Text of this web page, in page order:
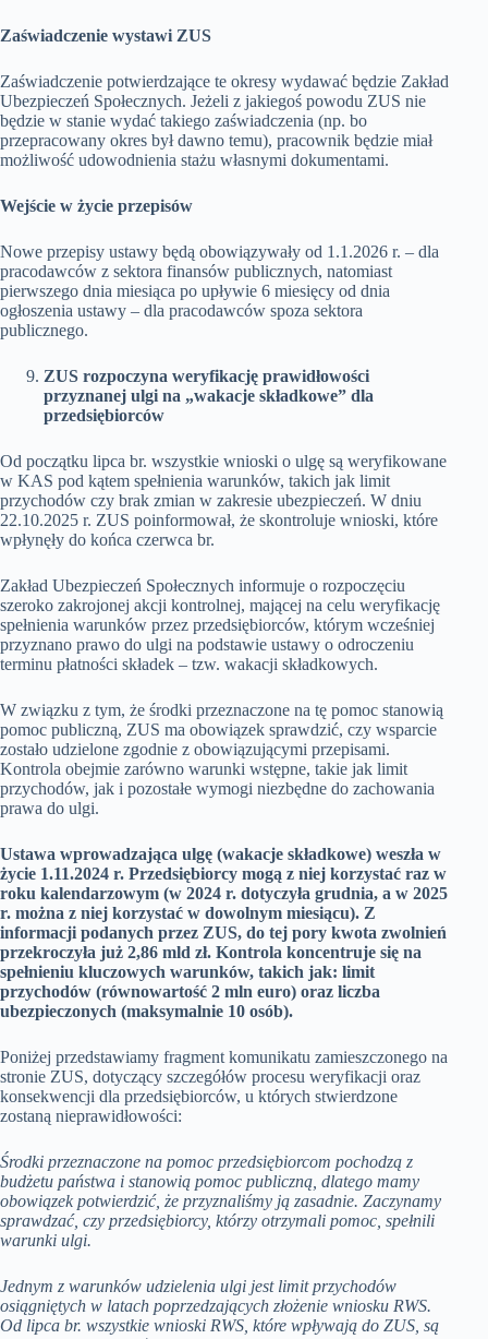
Zaświadczenie wystawi ZUS
Zaświadczenie potwierdzające te okresy wydawać będzie Zakład
Ubezpieczeń Społecznych. Jeżeli z jakiegoś powodu ZUS nie
będzie w stanie wydać takiego zaświadczenia (np. bo
przepracowany okres był dawno temu), pracownik będzie miał
możliwość udowodnienia stażu własnymi dokumentami.
Wejście w życie przepisów
Nowe przepisy ustawy będą obowiązywały od 1.1.2026 r. – dla
pracodawców z sektora finansów publicznych, natomiast
pierwszego dnia miesiąca po upływie 6 miesięcy od dnia
ogłoszenia ustawy – dla pracodawców spoza sektora
publicznego.
ZUS rozpoczyna weryfikację prawidłowości
przyznanej ulgi na „wakacje składkowe” dla
przedsiębiorców
Od początku lipca br. wszystkie wnioski o ulgę są weryfikowane
w KAS pod kątem spełnienia warunków, takich jak limit
przychodów czy brak zmian w zakresie ubezpieczeń. W dniu
22.10.2025 r. ZUS poinformował, że skontroluje wnioski, które
wpłynęły do końca czerwca br.
Zakład Ubezpieczeń Społecznych informuje o rozpoczęciu
szeroko zakrojonej akcji kontrolnej, mającej na celu weryfikację
spełnienia warunków przez przedsiębiorców, którym wcześniej
przyznano prawo do ulgi na podstawie ustawy o odroczeniu
terminu płatności składek – tzw. wakacji składkowych.
W związku z tym, że środki przeznaczone na tę pomoc stanowią
pomoc publiczną, ZUS ma obowiązek sprawdzić, czy wsparcie
zostało udzielone zgodnie z obowiązującymi przepisami.
Kontrola obejmie zarówno warunki wstępne, takie jak limit
przychodów, jak i pozostałe wymogi niezbędne do zachowania
prawa do ulgi.
Ustawa wprowadzająca ulgę (wakacje składkowe) weszła w
życie 1.11.2024 r. Przedsiębiorcy mogą z niej korzystać raz w
roku kalendarzowym (w 2024 r. dotyczyła grudnia, a w 2025
r. można z niej korzystać w dowolnym miesiącu). Z
informacji podanych przez ZUS, do tej pory kwota zwolnień
przekroczyła już 2,86 mld zł. Kontrola koncentruje się na
spełnieniu kluczowych warunków, takich jak: limit
przychodów (równowartość 2 mln euro) oraz liczba
ubezpieczonych (maksymalnie 10 osób).
Poniżej przedstawiamy fragment komunikatu zamieszczonego na
stronie ZUS, dotyczący szczegółów procesu weryfikacji oraz
konsekwencji dla przedsiębiorców, u których stwierdzone
zostaną nieprawidłowości:
Środki przeznaczone na pomoc przedsiębiorcom pochodzą z
budżetu państwa i stanowią pomoc publiczną, dlatego mamy
obowiązek potwierdzić, że przyznaliśmy ją zasadnie. Zaczynamy
sprawdzać, czy przedsiębiorcy, którzy otrzymali pomoc, spełnili
warunki ulgi.
Jednym z warunków udzielenia ulgi jest limit przychodów
osiągniętych w latach poprzedzających złożenie wniosku RWS.
Od lipca br. wszystkie wnioski RWS, które wpływają do ZUS, są